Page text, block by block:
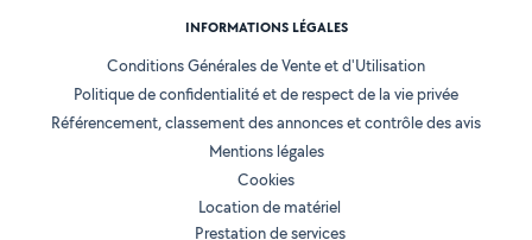
INFORMATIONS LÉGALES
Conditions Générales de Vente et d'Utilisation
Politique de confidentialité et de respect de la vie privée
Référencement, classement des annonces et contrôle des avis
Mentions légales
Cookies
Location de matériel
Prestation de services